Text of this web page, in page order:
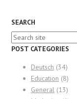
SEARCH
POST CATEGORIES
Deutsch (34)
Education (8)
General (13)